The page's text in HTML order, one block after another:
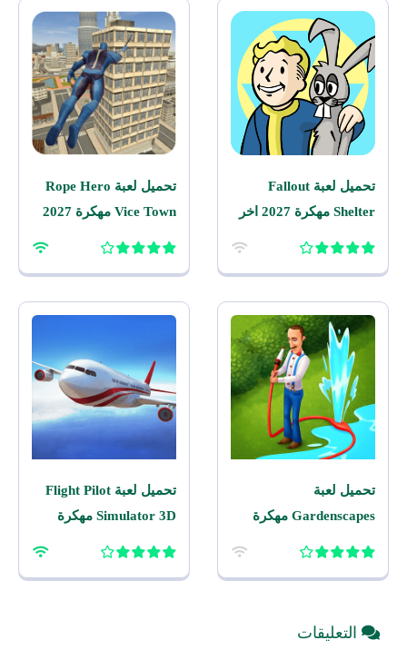
تحميل لعبة Fallout
Shelter مهكرة 2027 اخر
تحميل لعبة Rope Hero
Vice Town مهكرة 2027
تحميل لعبة
Gardenscapes مهكرة
تحميل لعبة Flight Pilot
Simulator 3D مهكرة
التعليقات